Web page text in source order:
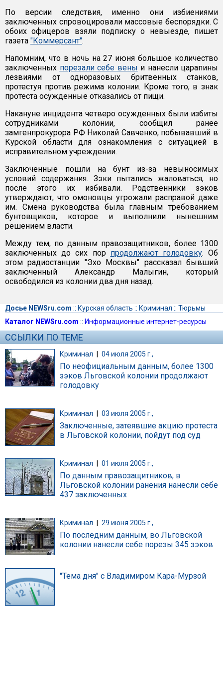
По версии следствия, именно они избиениями
заключенных спровоцировали массовые беспорядки. С
обоих офицеров взяли подписку о невыезде, пишет
газета "Коммерсант".
Напомним, что в ночь на 27 июня большое количество
заключенных порезали себе вены и нанесли царапины
лезвиями от одноразовых бритвенных станков,
протестуя против режима колонии. Кроме того, в знак
протеста осужденные отказались от пищи.
Накануне инцидента четверо осужденных были избиты
сотрудниками колонии, сообщил ранее
замгенпрокурора РФ Николай Савченко, побывавший в
Курской области для ознакомления с ситуацией в
исправительном учреждении.
Заключенные пошли на бунт из-за невыносимых
условий содержания. Зэки пытались жаловаться, но
после этого их избивали. Родственники зэков
утверждают, что омоновцы угрожали расправой даже
им. Смена руководства была главным требованием
бунтовщиков, которое и выполнили нынешним
решением власти.
Между тем, по данным правозащитников, более 1300
заключенных до сих пор продолжают голодовку. Об
этом радиостанции "Эхо Москвы" рассказал бывший
заключенный Александр Малыгин, который
освободился из колонии два дня назад.
Досье NEWSru.com :: Курская область :: Криминал :: Тюрьмы
Каталог NEWSru.com :: Информационные интернет-ресурсы
ССЫЛКИ ПО ТЕМЕ
Криминал | 04 июля 2005 г.,
По неофициальным данным, более 1300
зэков Льговской колонии продолжают
голодовку
Криминал 03 июля 2005 г.,
Заключенные, затеявшие акцию протеста
в Льговской колонии, пойдут под суд
Криминал 01 июля 2005 г.,
По данным правозащитников, в
Льговской колонии ранения нанесли себе
437 заключенных
Криминал 29 июня 2005 г.,
По последним данным, во Льговской
колонии нанесли себе порезы 345 зэков
"Тема дня" с Владимиром Кара-Мурзой